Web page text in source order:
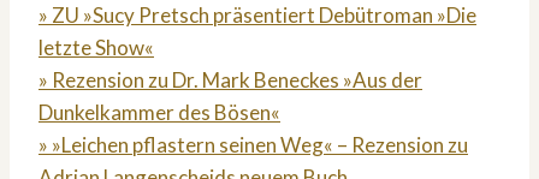
» ZU »Sucy Pretsch präsentiert Debütroman »Die
letzte Show«
» Rezension zu Dr. Mark Beneckes »Aus der
Dunkelkammer des Bösen«
» »Leichen pflastern seinen Weg« – Rezension zu